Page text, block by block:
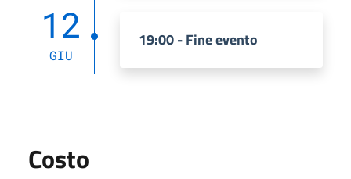
12
GIU
19:00 - Fine evento
Costo